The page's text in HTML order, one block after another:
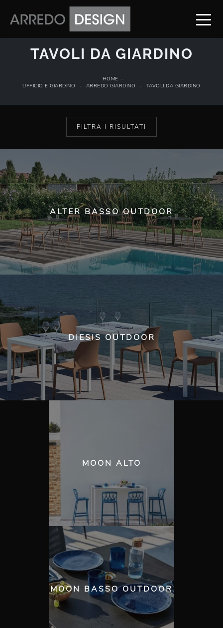
TAVOLI DA GIARDINO
HOME -
UFFICIO E GIARDINO
- ARREDO GIARDINO - TAVOLI DA GIARDINO
FILTRA I RISULTATI
ALTER BASSO OUTDOOR
DIESIS OUTDOOR
MOON ALTO
MOON BASSO OUTDOOR